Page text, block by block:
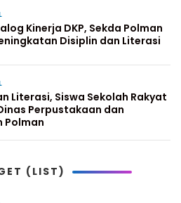
Kinerja DKP, Sekda Polman
Disiplin dan Literasi
Literasi, Siswa Sekolah Rakyat
Perpustakaan dan
Polman
(LIST)